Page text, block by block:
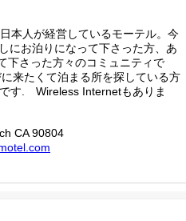
本人が経営しているモーテル。今
にお泊りになって下さった方、あ
下さった方々のコミュニティで
来たくて泊まる所を探している方
す. Wireless Internetもありま
CA 90804
com